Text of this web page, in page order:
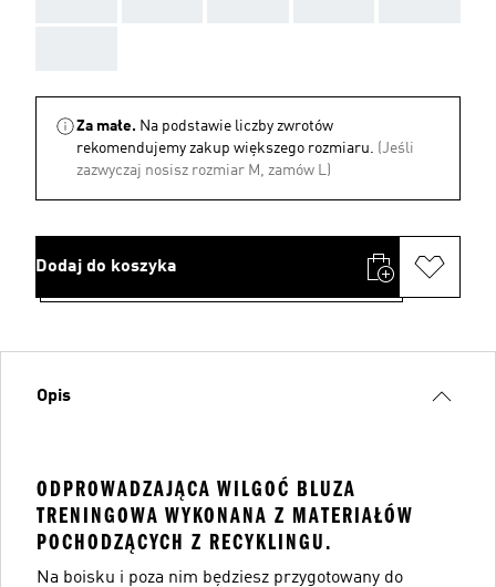
Za małe. Na podstawie liczby zwrotów
rekomendujemy zakup większego rozmiaru. (Jeśli
zazwyczaj nosisz rozmiar M, zamów L)
Dodaj do koszyka
Opis
ODPROWADZAJĄCA WILGOĆ BLUZA
TRENINGOWA WYKONANA Z MATERIAŁÓW
POCHODZĄCYCH Z RECYKLINGU.
Na boisku i poza nim będziesz przygotowany do